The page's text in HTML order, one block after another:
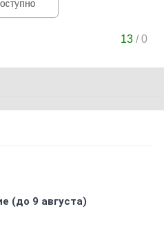
13 /0
(до 9 августа)